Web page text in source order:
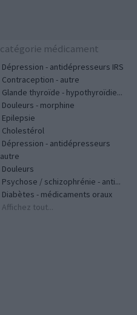
catégorie médicament
Dépression - antidépresseurs IRS
Contraception - autre
Glande thyroïde - hypothyroïdie...
Douleurs - morphine
Epilepsie
Cholestérol
Dépression - antidépresseurs
autre
Douleurs
Psychose / schizophrénie - anti...
Diabètes - médicaments oraux
Affichez tout...